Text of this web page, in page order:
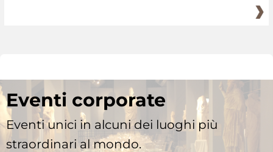
Eventi corporate
Eventi unici in alcuni dei luoghi più
straordinari al mondo.